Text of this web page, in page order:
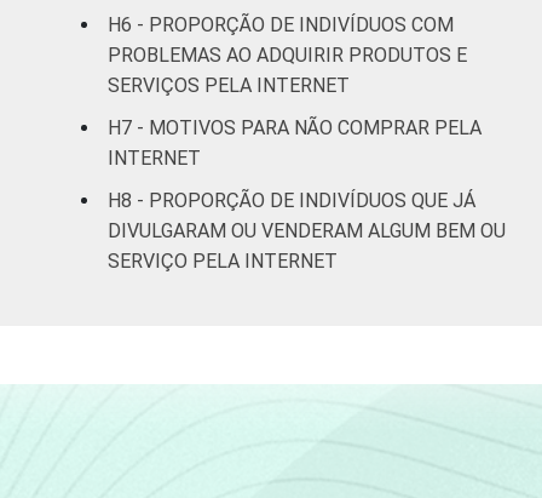
SITUAÇÃO
DE
EMPREGO
Trabalhador 62
Desempregado/Não
ativa3
1Base: 1.011 entrevistados que adquiriram
produtos e serviços pela Internet nos
últimos 12 meses. Respostas múltiplas
H6 - PROPORÇÃO DE INDIVÍDUOS COM
PROBLEMAS AO ADQUIRIR PRODUTOS E
SERVIÇOS PELA INTERNET
H7 - MOTIVOS PARA NÃO COMPRAR PELA
INTERNET
H8 - PROPORÇÃO DE INDIVÍDUOS QUE JÁ
DIVULGARAM OU VENDERAM ALGUM BEM OU
SERVIÇO PELA INTERNET